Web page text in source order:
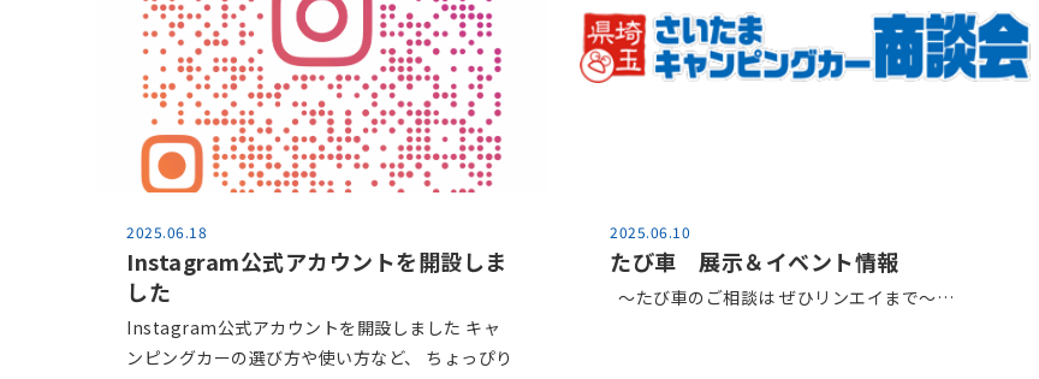
2025.06.18
Instagram公式アカウントを開設しま
した
Instagram公式アカウントを開設しました キャ
ンピングカーの選び方や使い方など、 ちょっぴり
2025.06.10
たび車 展示＆イベント情報
～たび車のご相談は ぜひリンエイまで～…